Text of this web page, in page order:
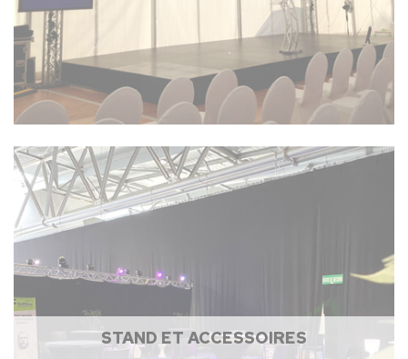
STAND ET ACCESSOIRES